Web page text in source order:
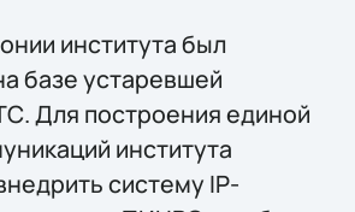
института был
базе устаревшей
Для построения единой
института
систему IP-